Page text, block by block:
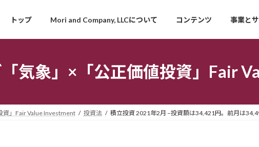
トップ Mori and Company, LLCについて コンテンツ 事業と
気象」×「公正価値投資」Fair
資」Fair Value Investment 投資法 積立投資 2021年2月 –投資額は34,421円。前月は